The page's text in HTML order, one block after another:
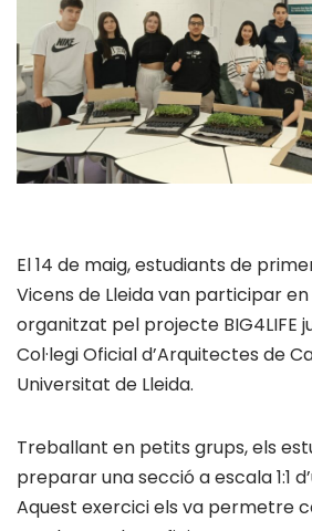
El 14 de maig, estudiants de
Vicens de Lleida van participar
organitzat pel projecte BIG4LIFE
Col·legi Oficial d’Arquitectes de
Universitat de Lleida.
Treballant en petits grups, els
preparar una secció a escala 1:1
Aquest exercici els va permetre